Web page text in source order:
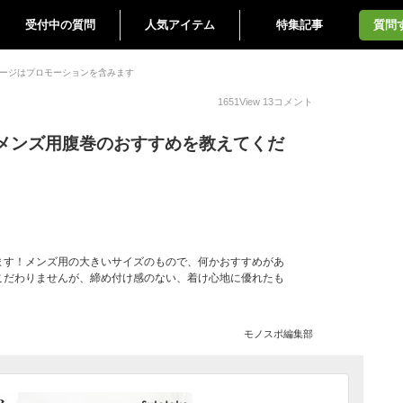
受付中の質問 人気アイテム 特集記事 質問
ジはプロモーションを含みます
1651View 13コメント
ンズ用腹巻のおすすめを教えてくだ
！メンズ用の大きいサイズのもので、何かおすすめがあ
わりませんが、締め付け感のない、着け心地に優れたも
モノスポ編集部